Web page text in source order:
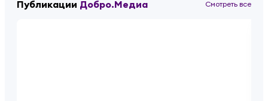
Публикации Добро.Медиа Смотреть все